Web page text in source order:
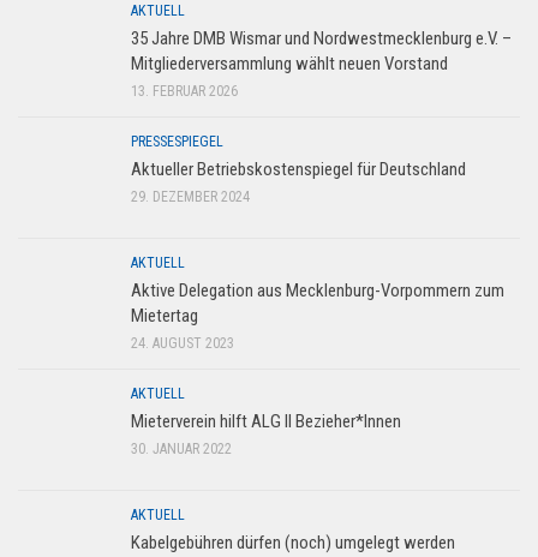
AKTUELL
35 Jahre DMB Wismar und Nordwestmecklenburg e.V. –
Mitgliederversammlung wählt neuen Vorstand
13. FEBRUAR 2026
PRESSESPIEGEL
Aktueller Betriebskostenspiegel für Deutschland
29. DEZEMBER 2024
AKTUELL
Aktive Delegation aus Mecklenburg-Vorpommern zum
Mietertag
24. AUGUST 2023
AKTUELL
Mieterverein hilft ALG II Bezieher*Innen
30. JANUAR 2022
AKTUELL
Kabelgebühren dürfen (noch) umgelegt werden